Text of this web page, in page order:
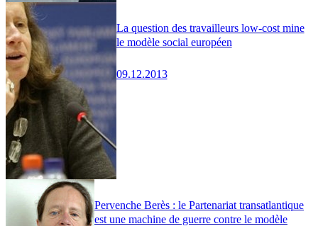
La question des travailleurs low-cost mine
le modèle social européen
09.12.2013
Pervenche Berès : le Partenariat transatlantique
est une machine de guerre contre le modèle